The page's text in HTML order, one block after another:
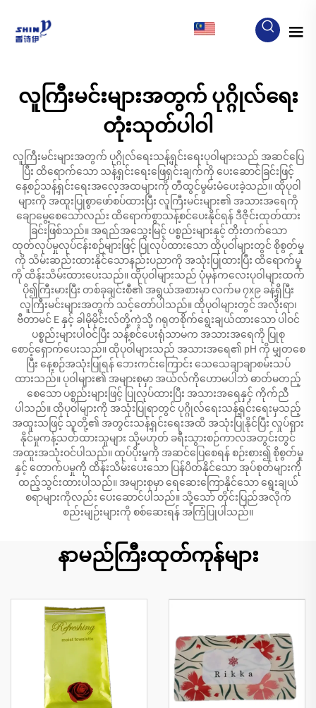
လူကြီးမင်းများအတွက် ပုဂ္ဂိုလ်ရေး
တုံးသုတ်ပါဝါ
လူကြီးမင်းများအတွက် ပုဂ္ဂိုလ်ရေးသန့်ရှင်းရေးပုဝါများသည် အဆင်ပြေ
ပြီး ထိရောက်သော သန့်ရှင်းရေးဖြေရှင်းချက်ကို ပေးဆောင်ခြင်းဖြင့်
နေ့စဉ်သန့်ရှင်းရေးအလေ့အထများကို တီထွင်မွမ်းမံပေးခဲ့သည်။ ထိုပုဝါ
များကို အထူးပြုစွာဖော်စပ်ထားပြီး လူကြီးမင်းများ၏ အသားအရေကို
ချောမွေ့စေသော်လည်း ထိရောက်စွာသန့်စင်ပေးနိုင်ရန် ဒီဇိုင်းထုတ်ထား
ခြင်းဖြစ်သည်။ အရည်အသွေးမြင့် ပစ္စည်းများနှင့် တိုးတက်သော
ထုတ်လုပ်မှုလုပ်ငန်းစဉ်များဖြင့် ပြုလုပ်ထားသော ထိုပုဝါများတွင် စိုစွတ်မှု
ကို သိမ်းဆည်းထားနိုင်သောနည်းပညာကို အသုံးပြုထားပြီး ထိရောက်မှု
ကို ထိန်းသိမ်းထားပေးသည်။ ထိုပုဝါများသည် ပုံမှန်ကလေးပုဝါများထက်
ပို၍ကြီးမားပြီး တစ်ခုချင်းစီ၏ အရွယ်အစားမှာ လက်မ ၇x၉ ခန့်ရှိပြီး
လူကြီးမင်းများအတွက် သင့်တော်ပါသည်။ ထိုပုဝါများတွင် အလိုးရာ၊
ဗီတာမင် E နှင့် ခါမိုမိုင်းလ်တို့ကဲ့သို့ ဂရုတစိုက်ရွေးချယ်ထားသော ပါဝင်
ပစ္စည်းများပါဝင်ပြီး သန့်စင်ပေးရုံသာမက အသားအရေကို ပြုစု
စောင့်ရှောက်ပေးသည်။ ထိုပုဝါများသည် အသားအရေ၏ pH ကို မျှတစေ
ပြီး နေ့စဉ်အသုံးပြုရန် ဘေးကင်းကြောင်း သေသေချာချာစမ်းသပ်
ထားသည်။ ပုဝါများ၏ အများစုမှာ အယ်လ်ကိုဟောမပါဘဲ ဓာတ်မတည့်
စေသော ပစ္စည်းများဖြင့် ပြုလုပ်ထားပြီး အသားအရေနှင့် ကိုက်ညီ
ပါသည်။ ထိုပုဝါများကို အသုံးပြုရာတွင် ပုဂ္ဂိုလ်ရေးသန့်ရှင်းရေးမှသည့်
အထူးသဖြင့် သူတို့၏ အတွင်းသန့်ရှင်းရေးအထိ အသုံးပြုနိုင်ပြီး လှုပ်ရှား
နိုင်မှုကန့်သတ်ထားသူများ သို့မဟုတ် ခရီးသွားစဉ်ကာလအတွင်းတွင်
အထူးအသုံးဝင်ပါသည်။ ထုပ်ပိုးမှုကို အဆင်ပြေစေရန် စဉ်းစား၍ စိုစွတ်မှု
နှင့် တောက်ပမှုကို ထိန်းသိမ်းပေးသော ပြန်ပိတ်နိုင်သော အုပ်စုတ်များကို
ထည့်သွင်းထားပါသည်။ အများစုမှာ ရေဆေးကြောနိုင်သော ရွေးချယ်
စရာများကိုလည်း ပေးဆောင်ပါသည်။ သို့သော် တိုင်းပြည်အလိုက်
စည်းမျဉ်းများကို စစ်ဆေးရန် အကြံပြုပါသည်။
နာမည်ကြီးထုတ်ကုန်များ